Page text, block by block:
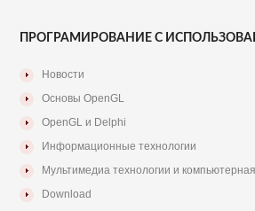
ПРОГРАМИРОВАНИЕ С
Новости
Основы OpenGL
OpenGL и Delphi
Информационные технологии
Мультимедиа технологии и
Download